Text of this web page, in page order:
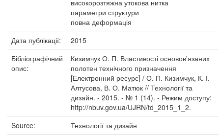
високорозтяжна утокова нитка
параметри структури
повна деформація
Дата публікації:
2015
Бібліографічний
опис:
Кизимчук О. П. Властивості основов'язаних
полотен технічного призначення
[Електронний ресурс] / О. П. Кизимчук, К. І.
Алтусова, В. О. Матюк // Технології та
дизайн. - 2015. - № 1 (14). - Режим доступу:
http://nbuv.gov.ua/UJRN/td_2015_1_2.
Source:
Технології та дизайн